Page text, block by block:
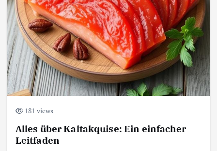
181 views
Alles über Kaltakquise: Ein einfacher
Leitfaden